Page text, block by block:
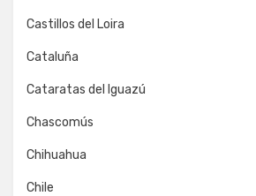
Castillos del Loira
Cataluña
Cataratas del Iguazú
Chascomús
Chihuahua
Chile